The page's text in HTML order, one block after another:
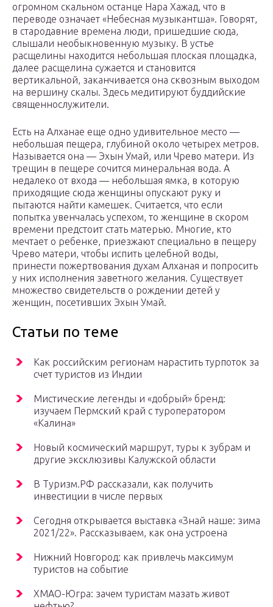
огромном скальном останце Нара Хажад, что в
переводе означает «Небесная музыкантша». Говорят,
в стародавние времена люди, пришедшие сюда,
слышали необыкновенную музыку. В устье
расщелины находится небольшая плоская площадка,
далее расщелина сужается и становится
вертикальной, заканчивается она сквозным выходом
на вершину скалы. Здесь медитируют буддийские
священнослужители.
Есть на Алханае еще одно удивительное место —
небольшая пещера, глубиной около четырех метров.
Называется она — Эхын Умай, или Чрево матери. Из
трещин в пещере сочится минеральная вода. А
недалеко от входа — небольшая ямка, в которую
приходящие сюда женщины опускают руку и
пытаются найти камешек. Считается, что если
попытка увенчалась успехом, то женщине в скором
времени предстоит стать матерью. Многие, кто
мечтает о ребенке, приезжают специально в пещеру
Чрево матери, чтобы испить целебной воды,
принести пожертвования духам Алханая и попросить
у них исполнения заветного желания. Существует
множество свидетельств о рождении детей у
женщин, посетивших Эхын Умай.
Статьи по теме
Как российским регионам нарастить турпоток за
счет туристов из Индии
Мистические легенды и «добрый» бренд:
изучаем Пермский край с туроператором
«Калина»
Новый космический маршрут, туры к зубрам и
другие эксклюзивы Калужской области
В Туризм.РФ рассказали, как получить
инвестиции в числе первых
Сегодня открывается выставка «Знай наше: зима
2021/22». Рассказываем, как она устроена
Нижний Новгород: как привлечь максимум
туристов на событие
ХМАО-Югра: зачем туристам мазать живот